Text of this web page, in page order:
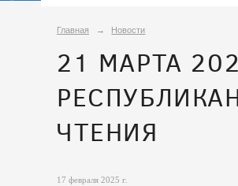
Главная → Новости
21 МАРТА
ЧТЕНИЯ
17 февраля 2025 г.